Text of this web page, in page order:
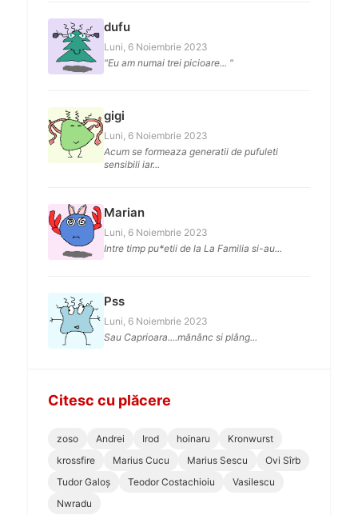
dufu
Luni, 6 Noiembrie 2023
"Eu am numai trei picioare... "
gigi
Luni, 6 Noiembrie 2023
Acum se formeaza generatii de pufuleti
sensibili iar...
Marian
Luni, 6 Noiembrie 2023
Intre timp pu*etii de la La Familia si-au...
Pss
Luni, 6 Noiembrie 2023
Sau Caprioara....mănânc si plâng...
Citesc cu plăcere
zoso Andrei Irod hoinaru
Kronwurst
krossfire
Marius Cucu Marius Sescu
Ovi Sîrb
Tudor Galoș
Teodor Costachioiu
Vasilescu
Nwradu